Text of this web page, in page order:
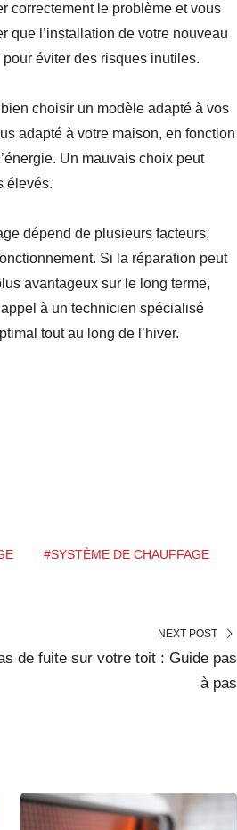
correctement le problème et vous
que l’installation de votre nouveau
éviter des risques inutiles.
choisir un modèle adapté à vos
adapté à votre maison, en fonction
Un mauvais choix peut
élevés.
dépend de plusieurs facteurs,
Si la réparation peut
avantageux sur le long terme,
à un technicien spécialisé
tout au long de l’hiver.
#SYSTÈME DE CHAUFFAGE
NEXT POST
de fuite sur votre toit : Guide pas
à pas